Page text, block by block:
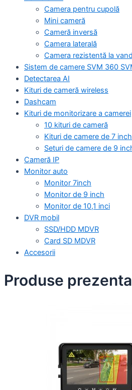
Camera pentru cupolă
Mini cameră
Cameră inversă
Camera laterală
Camera rezistentă la
Sistem de camere SVM 360
Detectarea AI
Kituri de cameră wireless
Dashcam
Kituri de monitorizare a camerei
10 kituri de cameră
Kituri de camere de 7 inch
Seturi de camere de 9
Cameră IP
Monitor auto
Monitor 7inch
Monitor de 9 inch
Monitor de 10,1 inci
DVR mobil
SSD/HDD MDVR
Card SD MDVR
Accesorii
Produse